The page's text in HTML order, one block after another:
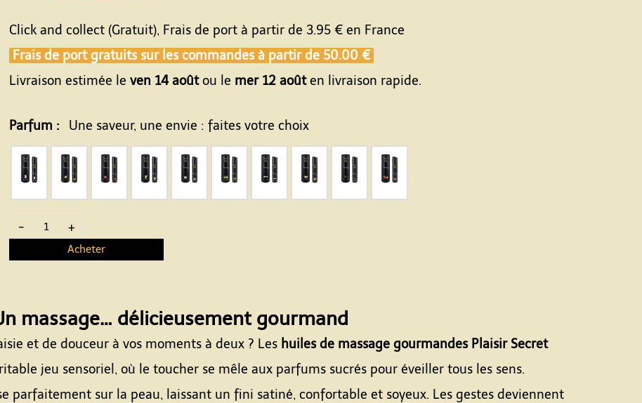
Click and collect (Gratuit), Frais de port à partir de 3.95 € en France
Frais de port gratuits sur les commandes à partir de 50.00 €
Livraison estimée le ven 14 aoûtou le mer 12 aoûten livraison rapide.
Parfum : Une saveur, une envie : faites votre choix
- +
Acheter
massage… délicieusement gourmand
et de douceur à vos moments à deux ? Les huiles de massage gourmandes Plaisir Secret
jeu sensoriel, où le toucher se mêle aux parfums sucrés pour éveiller tous les sens.
parfaitement sur la peau, laissant un fini satiné, confortable et soyeux. Les gestes deviennent